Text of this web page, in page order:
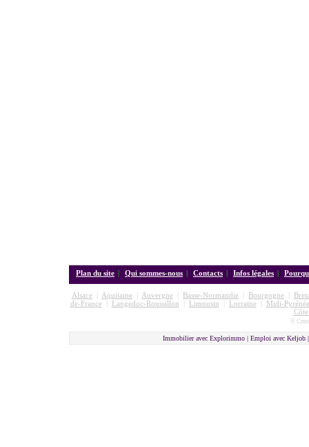
Plan du site | Qui sommes-nous | Contacts | Infos légales |
Alsace Aquitaine Auvergne Basse-Normandie Bourgogne
de-France| Langedoc-Roussillon Limousin Lorraine|
Midi-
©
Immobilier avec Explorimmo | Emploi avec Keljob